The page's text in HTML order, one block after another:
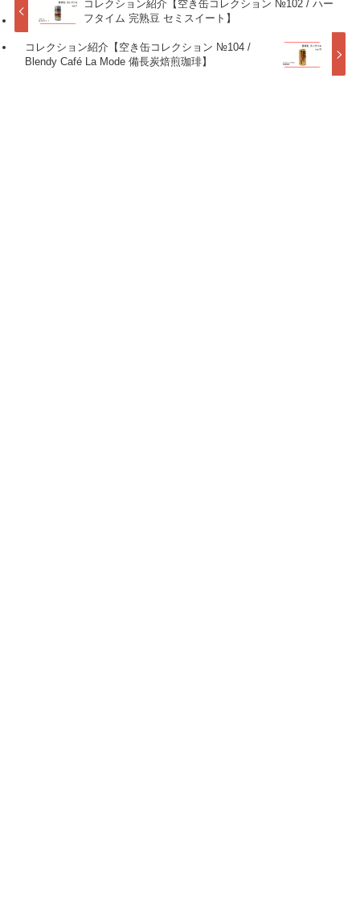
コレクション紹介【空き缶コレクション №102 / ハー
フタイム 完熟豆 セミスイート】
コレクション紹介【空き缶コレクション №104 /
Blendy Café La Mode 備長炭焙煎珈琲】